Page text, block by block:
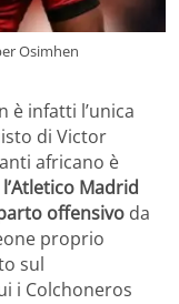
Osimhen
è infatti l’unica
di Victor
africano è
Madrid
offensivo da
proprio
sul
i Colchoneros